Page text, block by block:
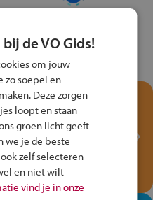
met het
Veilig Verkeersspel
Cortina-fiets!
de VO Gids!
om jouw
zo soepel en
Deze zorgen
loopt en staan
groen licht geeft
we je de beste
zelf selecteren
en niet wilt
vind je in onze